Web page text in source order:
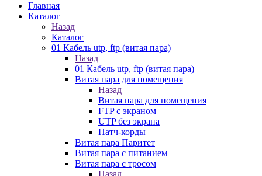
Главная
Каталог
Назад
Каталог
01 Кабель utp, ftp (витая пара)
Назад
01 Кабель utp, ftp (витая пара)
Витая пара для помещения
Назад
Витая пара для помещения
FTP с экраном
UTP без экрана
Патч-корды
Витая пара Паритет
Витая пара с питанием
Витая пара с тросом
Назад